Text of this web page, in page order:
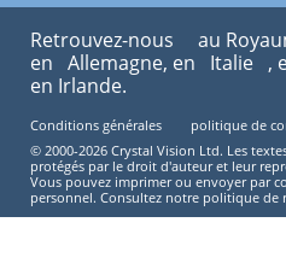
Retrouvez-nous au
en Allemagne, en Italie ,
en Irlande.
Conditions générales
politique de
© 2000-2026 Crystal Vision Ltd. Les
protégés par le droit d'auteur et leur
Vous pouvez imprimer ou envoyer par
personnel. Consultez notre politique de